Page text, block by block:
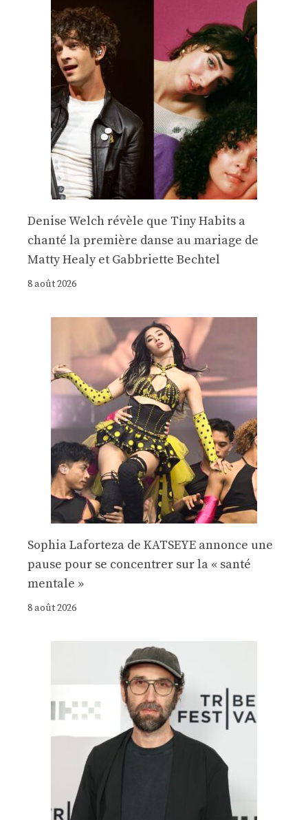
Denise Welch révèle que Tiny Habits a
chanté la première danse au mariage de
Matty Healy et Gabbriette Bechtel
8 août 2026
Sophia Laforteza de KATSEYE annonce une
pause pour se concentrer sur la « santé
mentale »
8 août 2026